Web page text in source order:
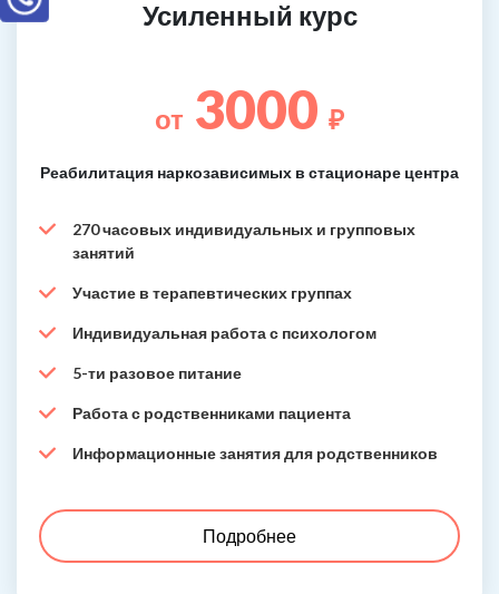
Усиленный курс
от 3000 ₽
Реабилитация наркозависимых в стационаре центра
270 часовых индивидуальных и групповых
занятий
Участие в терапевтических группах
Индивидуальная работа с психологом
5-ти разовое питание
Работа с родственниками пациента
Информационные занятия для родственников
Подробнее